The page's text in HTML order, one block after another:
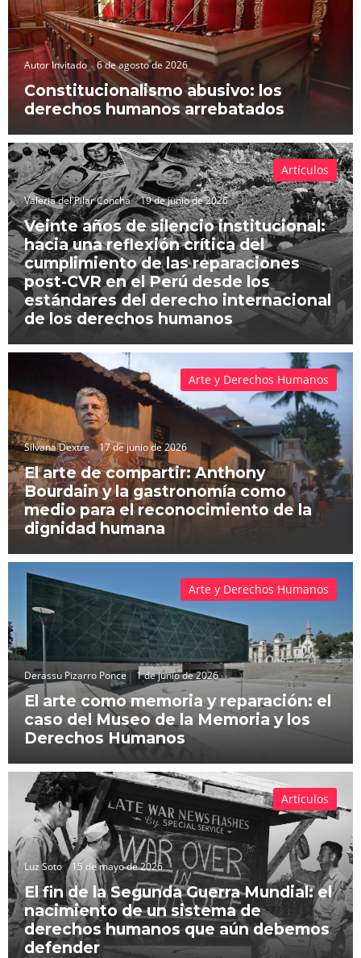
Autor Invitado 6 de agosto de 2026
Constitucionalismo abusivo: los
derechos humanos arrebatados
Valeria del Pilar Concha 19 de junio de 2026
Veinte años de silencio institucional:
hacia una reflexión crítica del
cumplimiento de las reparaciones
post-CVR en el Perú desde los
estándares del derecho internacional
de los derechos humanos
Artículos
Silvana Dextre 17 de junio de 2026
El arte de compartir: Anthony
Bourdain y la gastronomía como
medio para el reconocimiento de la
dignidad humana
Arte y Derechos Humanos
Derassu Pizarro Ponce 1 de junio de 2026
El arte como memoria y reparación: el
caso del Museo de la Memoria y los
Derechos Humanos
Arte y Derechos Humanos
Luz Soto 15 de mayo de 2026
El fin de la Segunda Guerra Mundial: el
nacimiento de un sistema de
derechos humanos que aún debemos
defender
Artículos